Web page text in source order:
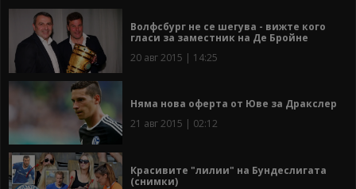
Волфсбург не се шегува - вижте кого
гласи за заместник на Де Бройне
20 авг 2015 | 14:25
Няма нова оферта от Юве за Дракслер
21 авг 2015 | 02:12
Красивите "лилии" на Бундеслигата
(снимки)